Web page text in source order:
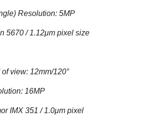
Resolution: 5MP
5670 / 1.12μm pixel size
view: 12mm/120°
16MP
IMX 351 / 1.0μm pixel